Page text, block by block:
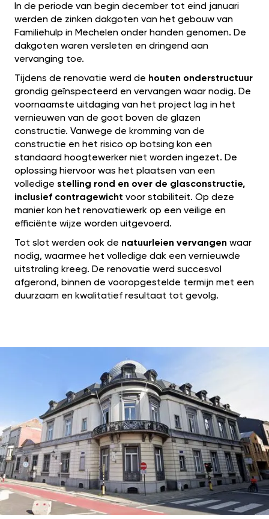
In de periode van begin december tot eind januari
werden de zinken dakgoten van het gebouw van
Familiehulp in Mechelen onder handen genomen. De
dakgoten waren versleten en dringend aan
vervanging toe.
Tijdens de renovatie werd de houten onderstructuur
grondig geïnspecteerd en vervangen waar nodig. De
voornaamste uitdaging van het project lag in het
vernieuwen van de goot boven de glazen
constructie. Vanwege de kromming van de
constructie en het risico op botsing kon een
standaard hoogtewerker niet worden ingezet. De
oplossing hiervoor was het plaatsen van een
volledige stelling rond en over de glasconstructie,
inclusief contragewicht voor stabiliteit. Op deze
manier kon het renovatiewerk op een veilige en
efficiënte wijze worden uitgevoerd.
Tot slot werden ook de natuurleien vervangen waar
nodig, waarmee het volledige dak een vernieuwde
uitstraling kreeg. De renovatie werd succesvol
afgerond, binnen de vooropgestelde termijn met een
duurzaam en kwalitatief resultaat tot gevolg.